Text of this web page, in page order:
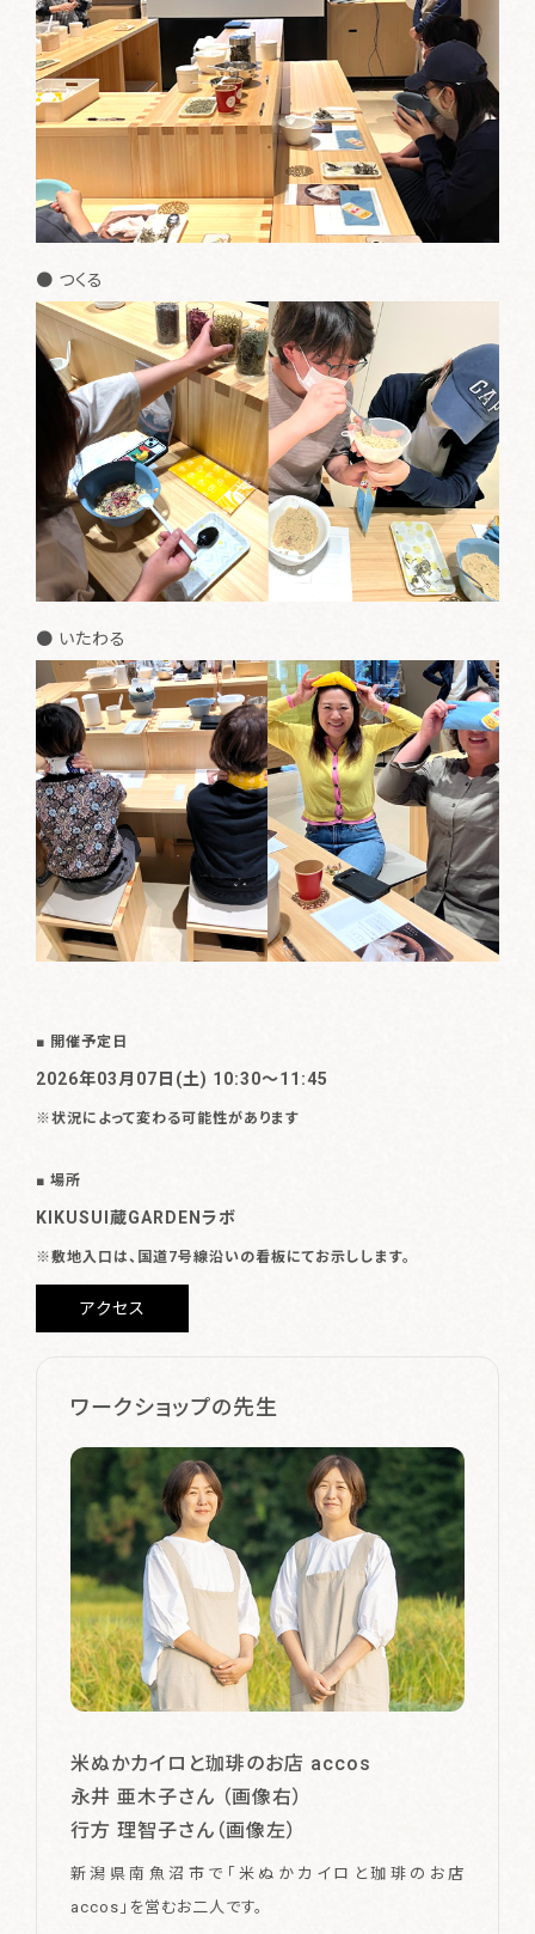
● つくる
● いたわる
■ 開催予定日
2026年03月07日(土) 10:30〜11:45
※状況によって変わる可能性があります
■ 場所
KIKUSUI蔵GARDENラボ
※敷地入口は、国道7号線沿いの看板にてお示しします。
アクセス
ワークショップの先生
米ぬかカイロと珈琲のお店 accos
永井 亜木子さん （画像右）
行方 理智子さん（画像左）
新潟県南魚沼市で「米ぬかカイロと珈琲のお店
accos」を営むお二人です。